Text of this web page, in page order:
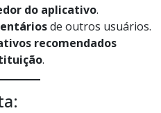
do aplicativo.
de outros usuários.
recomendados
.